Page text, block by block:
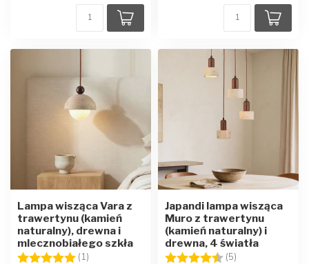
Lampa wisząca Vara z
trawertynu (kamień
naturalny), drewna i
mlecznobiałego szkła
Ocena:
(1) 5.0 na 5 gwiazdek
Japandi lampa wisząca
Muro z trawertynu
(kamień naturalny) i
drewna, 4 światła
Ocena:
(5)